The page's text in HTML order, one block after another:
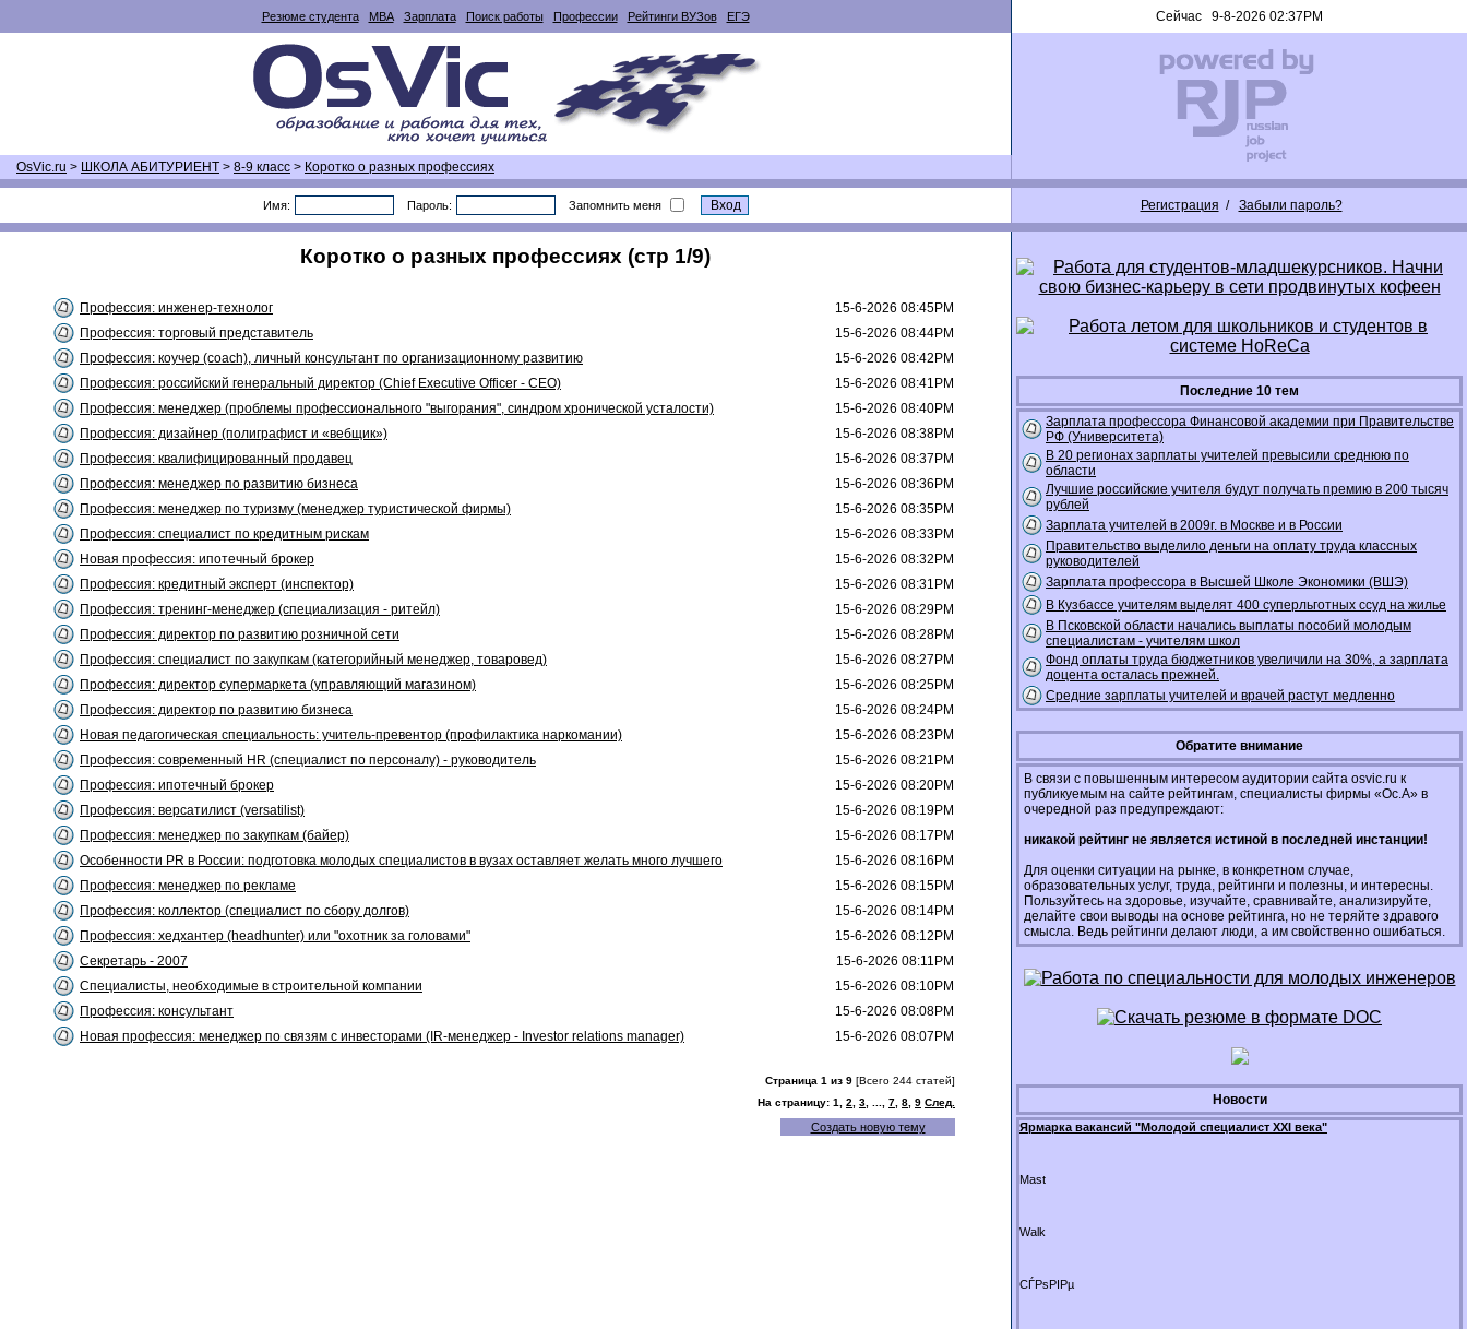
Резюме студента MBA Зарплата Поиск работы Профессии Рейтинги ВУЗов ЕГЭ Сейчас 9-8-2026 02:37PM
OsVic.ru > ШКОЛА АБИТУРИЕНТ > 8-9 класс > Коротко о разных профессиях
Имя: Пароль: Запомнить меня Регистрация / Забыли пароль?
Коротко о разных профессиях (стр 1/9)
Профессия: инженер-технолог
15-6-2026 08:45PM
Профессия: торговый представитель
15-6-2026 08:44PM
Профессия: коучер (coach), личный консультант по организационному развитию
15-6-2026 08:42PM
Профессия: российский генеральный директор (Chief Executive Officer - CEO)
15-6-2026 08:41PM
Профессия: менеджер (проблемы профессионального "выгорания", синдром хронической усталости)
15-6-2026 08:40PM
Профессия: дизайнер (полиграфист и «вебщик»)
15-6-2026 08:38PM
Профессия: квалифицированный продавец
15-6-2026 08:37PM
Профессия: менеджер по развитию бизнеса
15-6-2026 08:36PM
Профессия: менеджер по туризму (менеджер туристической фирмы)
15-6-2026 08:35PM
Профессия: специалист по кредитным рискам
15-6-2026 08:33PM
Новая профессия: ипотечный брокер
15-6-2026 08:32PM
Профессия: кредитный эксперт (инспектор)
15-6-2026 08:31PM
Профессия: тренинг-менеджер (специализация - ритейл)
15-6-2026 08:29PM
Профессия: директор по развитию розничной сети
15-6-2026 08:28PM
Профессия: специалист по закупкам (категорийный менеджер, товаровед)
15-6-2026 08:27PM
Профессия: директор супермаркета (управляющий магазином)
15-6-2026 08:25PM
Профессия: директор по развитию бизнеса
15-6-2026 08:24PM
Новая педагогическая специальность: учитель-превентор (профилактика наркомании)
15-6-2026 08:23PM
Профессия: современный HR (специалист по персоналу) - руководитель
15-6-2026 08:21PM
Профессия: ипотечный брокер
15-6-2026 08:20PM
Профессия: версатилист (versatilist)
15-6-2026 08:19PM
Профессия: менеджер по закупкам (байер)
15-6-2026 08:17PM
Особенности PR в России: подготовка молодых специалистов в вузах оставляет желать много лучшего
15-6-2026 08:16PM
Профессия: менеджер по рекламе
15-6-2026 08:15PM
Профессия: коллектор (специалист по сбору долгов)
15-6-2026 08:14PM
Профессия: хедхантер (headhunter) или "охотник за головами"
15-6-2026 08:12PM
Секретарь - 2007
15-6-2026 08:11PM
Специалисты, необходимые в строительной компании
15-6-2026 08:10PM
Профессия: консультант
15-6-2026 08:08PM
Новая профессия: менеджер по связям с инвесторами (IR-менеджер - Investor relations manager)
15-6-2026 08:07PM
Страница 1 из 9 [Всего 244 статей]
На страницу: 1, 2 3 7 8 9 След.
Создать новую тему
Последние 10 тем
Зарплата профессора Финансовой академии при Правительстве
РФ (Университета)
В 20 регионах зарплаты учителей превысили среднюю по
области
Лучшие российские учителя будут получать премию в 200 тысяч
рублей
Зарплата учителей в 2009г. в Москве и в России
Правительство выделило деньги на оплату труда классных
руководителей
Зарплата профессора в Высшей Школе Экономики (ВШЭ)
В Кузбассе учителям выделят 400 суперльготных ссуд на жилье
В Псковской области начались выплаты пособий молодым
специалистам - учителям школ
Фонд оплаты труда бюджетников увеличили на 30%, а зарплата
доцента осталась прежней.
Средние зарплаты учителей и врачей растут медленно
Обратите внимание
В связи с повышенным интересом аудитории сайта osvic.ru к
публикуемым на сайте рейтингам, специалисты фирмы «Ос.А» в
очередной раз предупреждают:
никакой рейтинг не является истиной в последней инстанции!
Для оценки ситуации на рынке, в конкретном случае,
образовательных услуг, труда, рейтинги и полезны, и интересны.
Пользуйтесь на здоровье, изучайте, сравнивайте, анализируйте,
делайте свои выводы на основе рейтинга, но не теряйте здравого
смысла. Ведь рейтинги делают люди, а им свойственно ошибаться.
Новости
Ярмарка вакансий "Молодой специалист XXI века"
Mast
Walk
СЃРѕРІРµ